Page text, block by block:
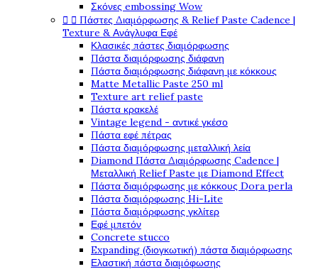
Σκόνες embossing Wow
  Πάστες Διαμόρφωσης & Relief Paste Cadence |
Texture & Ανάγλυφα Εφέ
Κλασικές πάστες διαμόρφωσης
Πάστα διαμόρφωσης διάφανη
Πάστα διαμόρφωσης διάφανη με κόκκους
Matte Metallic Paste 250 ml
Texture art relief paste
Πάστα κρακελέ
Vintage legend - αντικέ γκέσο
Πάστα εφέ πέτρας
Πάστα διαμόρφωσης μεταλλική λεία
Diamond Πάστα Διαμόρφωσης Cadence |
Μεταλλική Relief Paste με Diamond Effect
Πάστα διαμόρφωσης με κόκκους Dora perla
Πάστα διαμόρφωσης Hi-Lite
Πάστα διαμόρφωσης γκλίτερ
Εφέ μπετόν
Concrete stucco
Expanding (διογκωτική) πάστα διαμόρφωσης
Ελαστική πάστα διαμόφωσης